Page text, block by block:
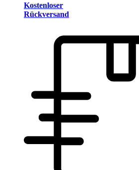
Kostenloser
Rückversand